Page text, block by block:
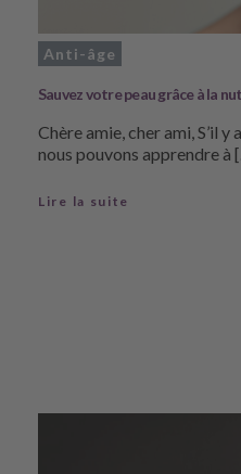
Anti-âge
Sauvez votre peau grâce à la
Chère amie, cher ami, S’il
nous pouvons apprendre à
Lire la suite